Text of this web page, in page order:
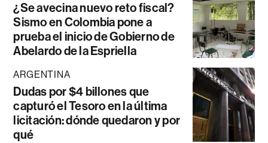
¿Se avecina nuevo reto fiscal?
Sismo en Colombia pone a
prueba el inicio de Gobierno de
Abelardo de la Espriella
ARGENTINA
Dudas por $4 billones que
capturó el Tesoro en la última
licitación: dónde quedaron y por
qué